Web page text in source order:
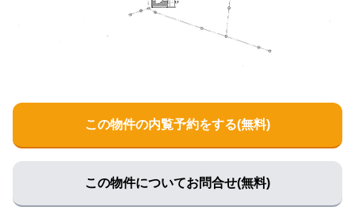
この物件の内覧予約をする(無料)
この物件についてお問合せ(無料)